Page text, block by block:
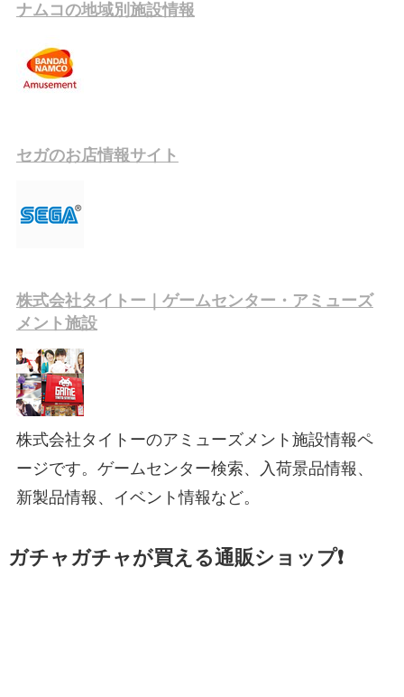
ナムコの地域別施設情報
セガのお店情報サイト
株式会社タイトー｜ゲームセンター・アミューズ
メント施設
株式会社タイトーのアミューズメント施設情報ペ
ージです。ゲームセンター検索、入荷景品情報、
新製品情報、イベント情報など。
ガチャガチャが買える通販ショップ❗️